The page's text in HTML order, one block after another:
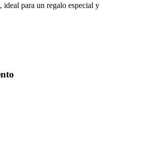
ideal para un regalo especial y